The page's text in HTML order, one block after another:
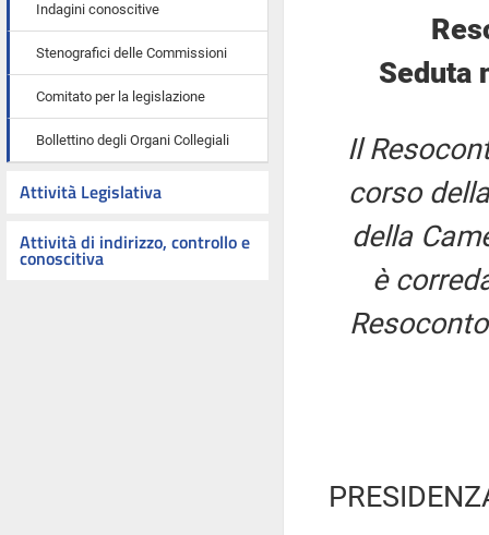
Indagini conoscitive
Stenografici delle Commissioni
Comitato per la legislazione
Bollettino degli Organi Collegiali
Attività Legislativa
Attività di indirizzo, controllo e
conoscitiva
Seduta
Il
corso
della
è